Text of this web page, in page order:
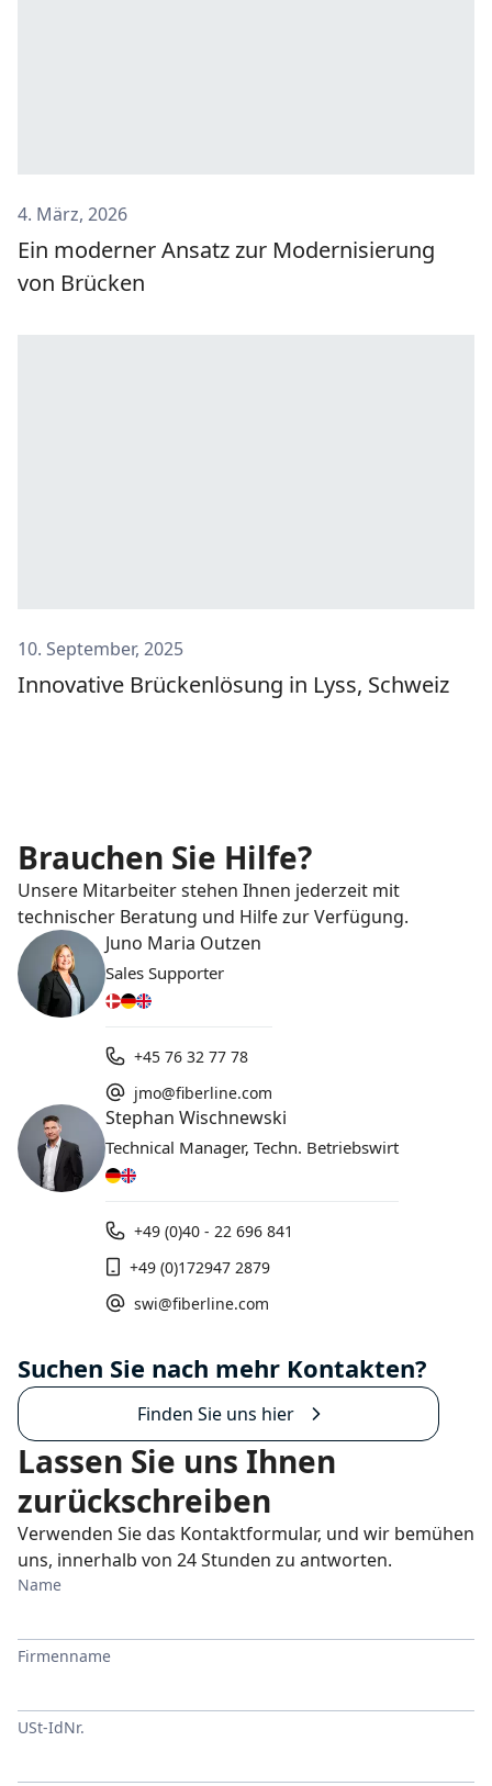
4. März, 2026
Ein moderner Ansatz zur Modernisierung
von Brücken
10. September, 2025
Innovative Brückenlösung in Lyss, Schweiz
Brauchen Sie Hilfe?
Unsere Mitarbeiter stehen Ihnen jederzeit mit
technischer Beratung und Hilfe zur Verfügung.
Juno Maria Outzen
Sales Supporter
+45 76 32 77 78
jmo@fiberline.com
Stephan Wischnewski
Technical Manager, Techn. Betriebswirt
+49 (0)40 - 22 696 841
+49 (0)172947 2879
swi@fiberline.com
Suchen Sie nach mehr Kontakten?
Finden Sie uns hier
Lassen Sie uns Ihnen
zurückschreiben
Verwenden Sie das Kontaktformular, und wir bemühen
uns, innerhalb von 24 Stunden zu antworten.
Name
Firmenname
USt-IdNr.